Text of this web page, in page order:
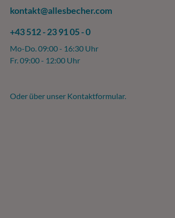
kontakt@allesbecher.com
+43 512 - 23 91 05 - 0
Mo-Do. 09:00 - 16:30 Uhr
Fr. 09:00 - 12:00 Uhr
Oder über unser Kontaktformular.